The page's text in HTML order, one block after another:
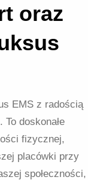
oraz
EMS z radością
doskonałe
fizycznej,
placówki przy
społeczności,